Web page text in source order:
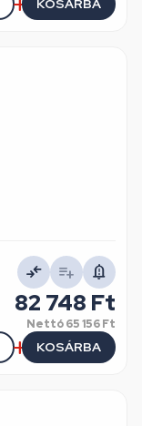
KOSÁRBA
82 748 Ft
Nettó65 156 Ft
KOSÁRBA